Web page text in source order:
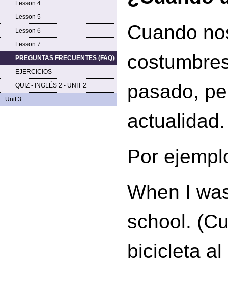
Lesson 4
Lesson 5
Lesson 6
Lesson 7
PREGUNTAS FRECUENTES (FAQ)
EJERCICIOS
QUIZ - INGLÉS 2 - UNIT 2
Unit 3
Cuando
pasado,
actualidad.
Por
When I
school.
bicicleta al